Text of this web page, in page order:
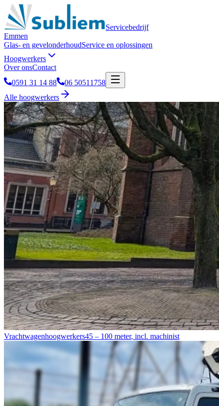
Servicebedrijf
Emmen
Glas- en gevelonderhoudService en oplossingen
Hoogwerkers
Over onsContact
0591 31 14 88
06 50511758
Alle hoogwerkers
Vrachtwagenhoogwerkers45 – 100 meter, incl. machinist